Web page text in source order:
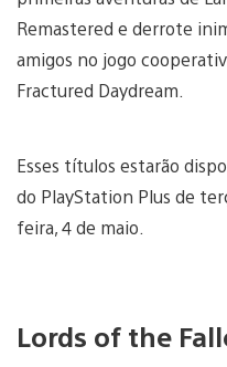
Remastered e derrote
amigos no jogo
Fractured Daydream.
Esses títulos estarão
do PlayStation Plus de
feira, 4 de maio.
Lords of the